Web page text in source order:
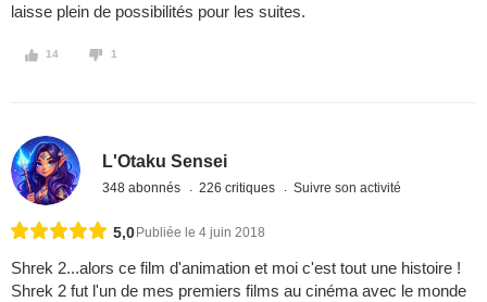
laisse plein de possibilités pour les suites.
14 1
L'Otaku Sensei
348 abonnés 226 critiques Suivre son activité
5,0 Publiée le 4 juin 2018
Shrek 2...alors ce film d'animation et moi c'est tout une histoire !
Shrek 2 fut l'un de mes premiers films au cinéma avec le monde